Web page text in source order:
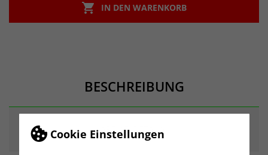
Cookie Einstellungen
 IN DEN WARENKORB
BESCHREIBUNG
ARTIKELDETAILS